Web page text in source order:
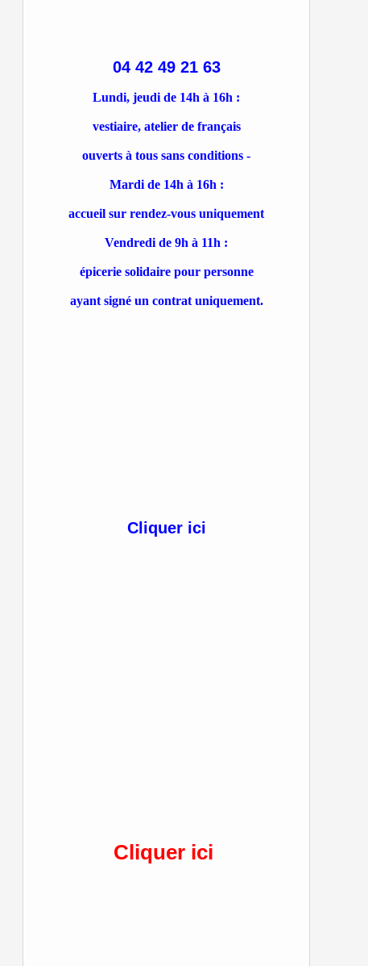
04 42 49 21 63
Lundi, jeudi de 14h à 16h :
vestiaire, atelier de français
ouverts à tous sans conditions -
Mardi de 14h à 16h :
accueil sur rendez-vous uniquement
Vendredi de 9h à 11h :
épicerie solidaire pour personne
ayant signé un contrat uniquement.
Cliquer ici
Cliquer ici